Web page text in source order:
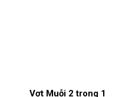
Vợt Muỗi 2 trong 1